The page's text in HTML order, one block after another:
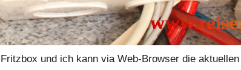
und ich kann via Web-Browser die